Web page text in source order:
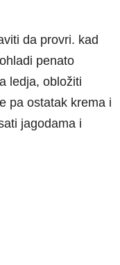
da provri. kad
penato
ledja, obložiti
pa ostatak krema i
jagodama i